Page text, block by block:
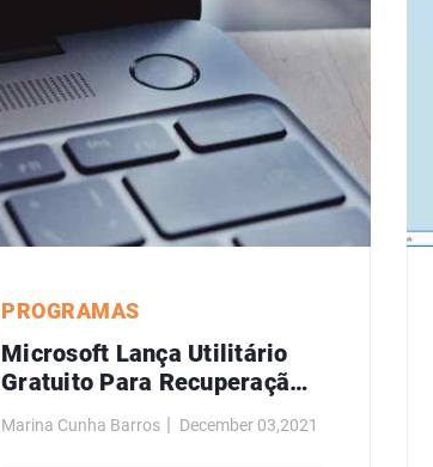
PROGRAMAS
Microsoft Lança Utilitário
Gratuito Para Recuperação
De Ficheiros No Windows
Marina Cunha Barros December 03,2021